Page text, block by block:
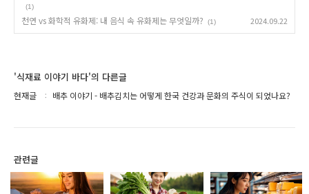
(1)
천연 vs 화학적 유화제: 내 음식 속 유화제는 무엇일까? (1) 2024.09.22
'식재료 이야기 바다'의 다른글
현재글 배추 이야기 - 배추김치는 어떻게 한국 건강과 문화의 주식이 되었나요?
관련글